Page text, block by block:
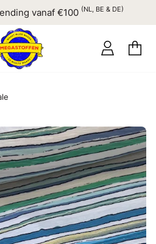
vanaf €100(NL, BE & DE)